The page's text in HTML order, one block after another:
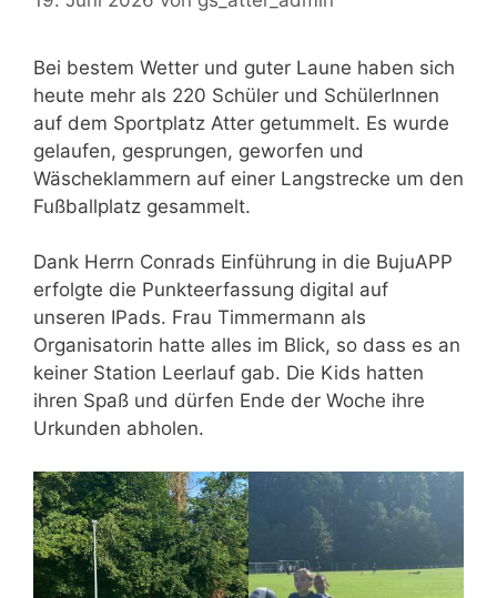
Bei bestem Wetter und guter Laune haben sich
heute mehr als 220 Schüler und SchülerInnen
auf dem Sportplatz Atter getummelt. Es wurde
gelaufen, gesprungen, geworfen und
Wäscheklammern auf einer Langstrecke um den
Fußballplatz gesammelt.
Dank Herrn Conrads Einführung in die BujuAPP
erfolgte die Punkteerfassung digital auf
unseren IPads. Frau Timmermann als
Organisatorin hatte alles im Blick, so dass es an
keiner Station Leerlauf gab. Die Kids hatten
ihren Spaß und dürfen Ende der Woche ihre
Urkunden abholen.